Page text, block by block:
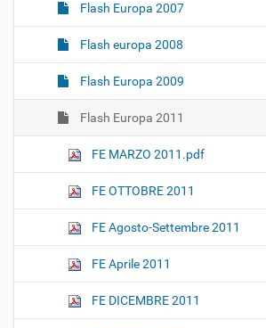
Flash Europa 2007
Flash europa 2008
Flash Europa 2009
Flash Europa 2011
FE MARZO 2011.pdf
FE OTTOBRE 2011
FE Agosto-Settembre 2011
FE Aprile 2011
FE DICEMBRE 2011